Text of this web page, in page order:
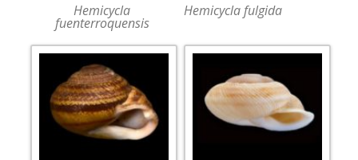
Hemicycla
fuenterroquensis
Hemicycla fulgida